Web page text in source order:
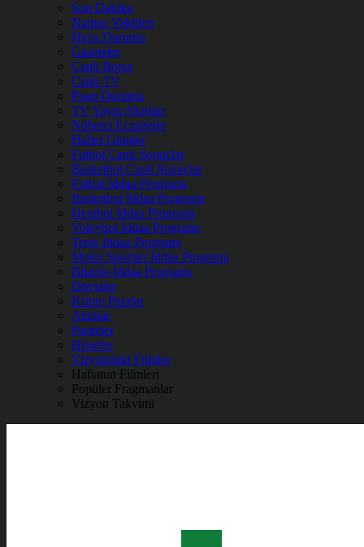
Son Dakika
Namaz Vakitleri
Hava Durumu
Gazeteler
Canlı Borsa
Canlı TV
Puan Durumu
TV Yayın Akışları
Nöbetçi Eczaneler
Haber Gönder
Futbol Canlı Sonuçlar
Basketbol Canlı Sonuçlar
Futbol İddaa Programı
Basketbol İddaa Programı
Hentbol İddaa Programı
Voleybol İddaa Programı
Tenis İddaa Programı
Motor Sporları İddaa Programı
Bilardo İddaa Programı
Dövizler
Kripto Paralar
Altınlar
Pariteler
Hisseler
Vizyondaki Filmler
Haftanın Filmleri
Popüler Fragmanlar
Vizyon Takvimi